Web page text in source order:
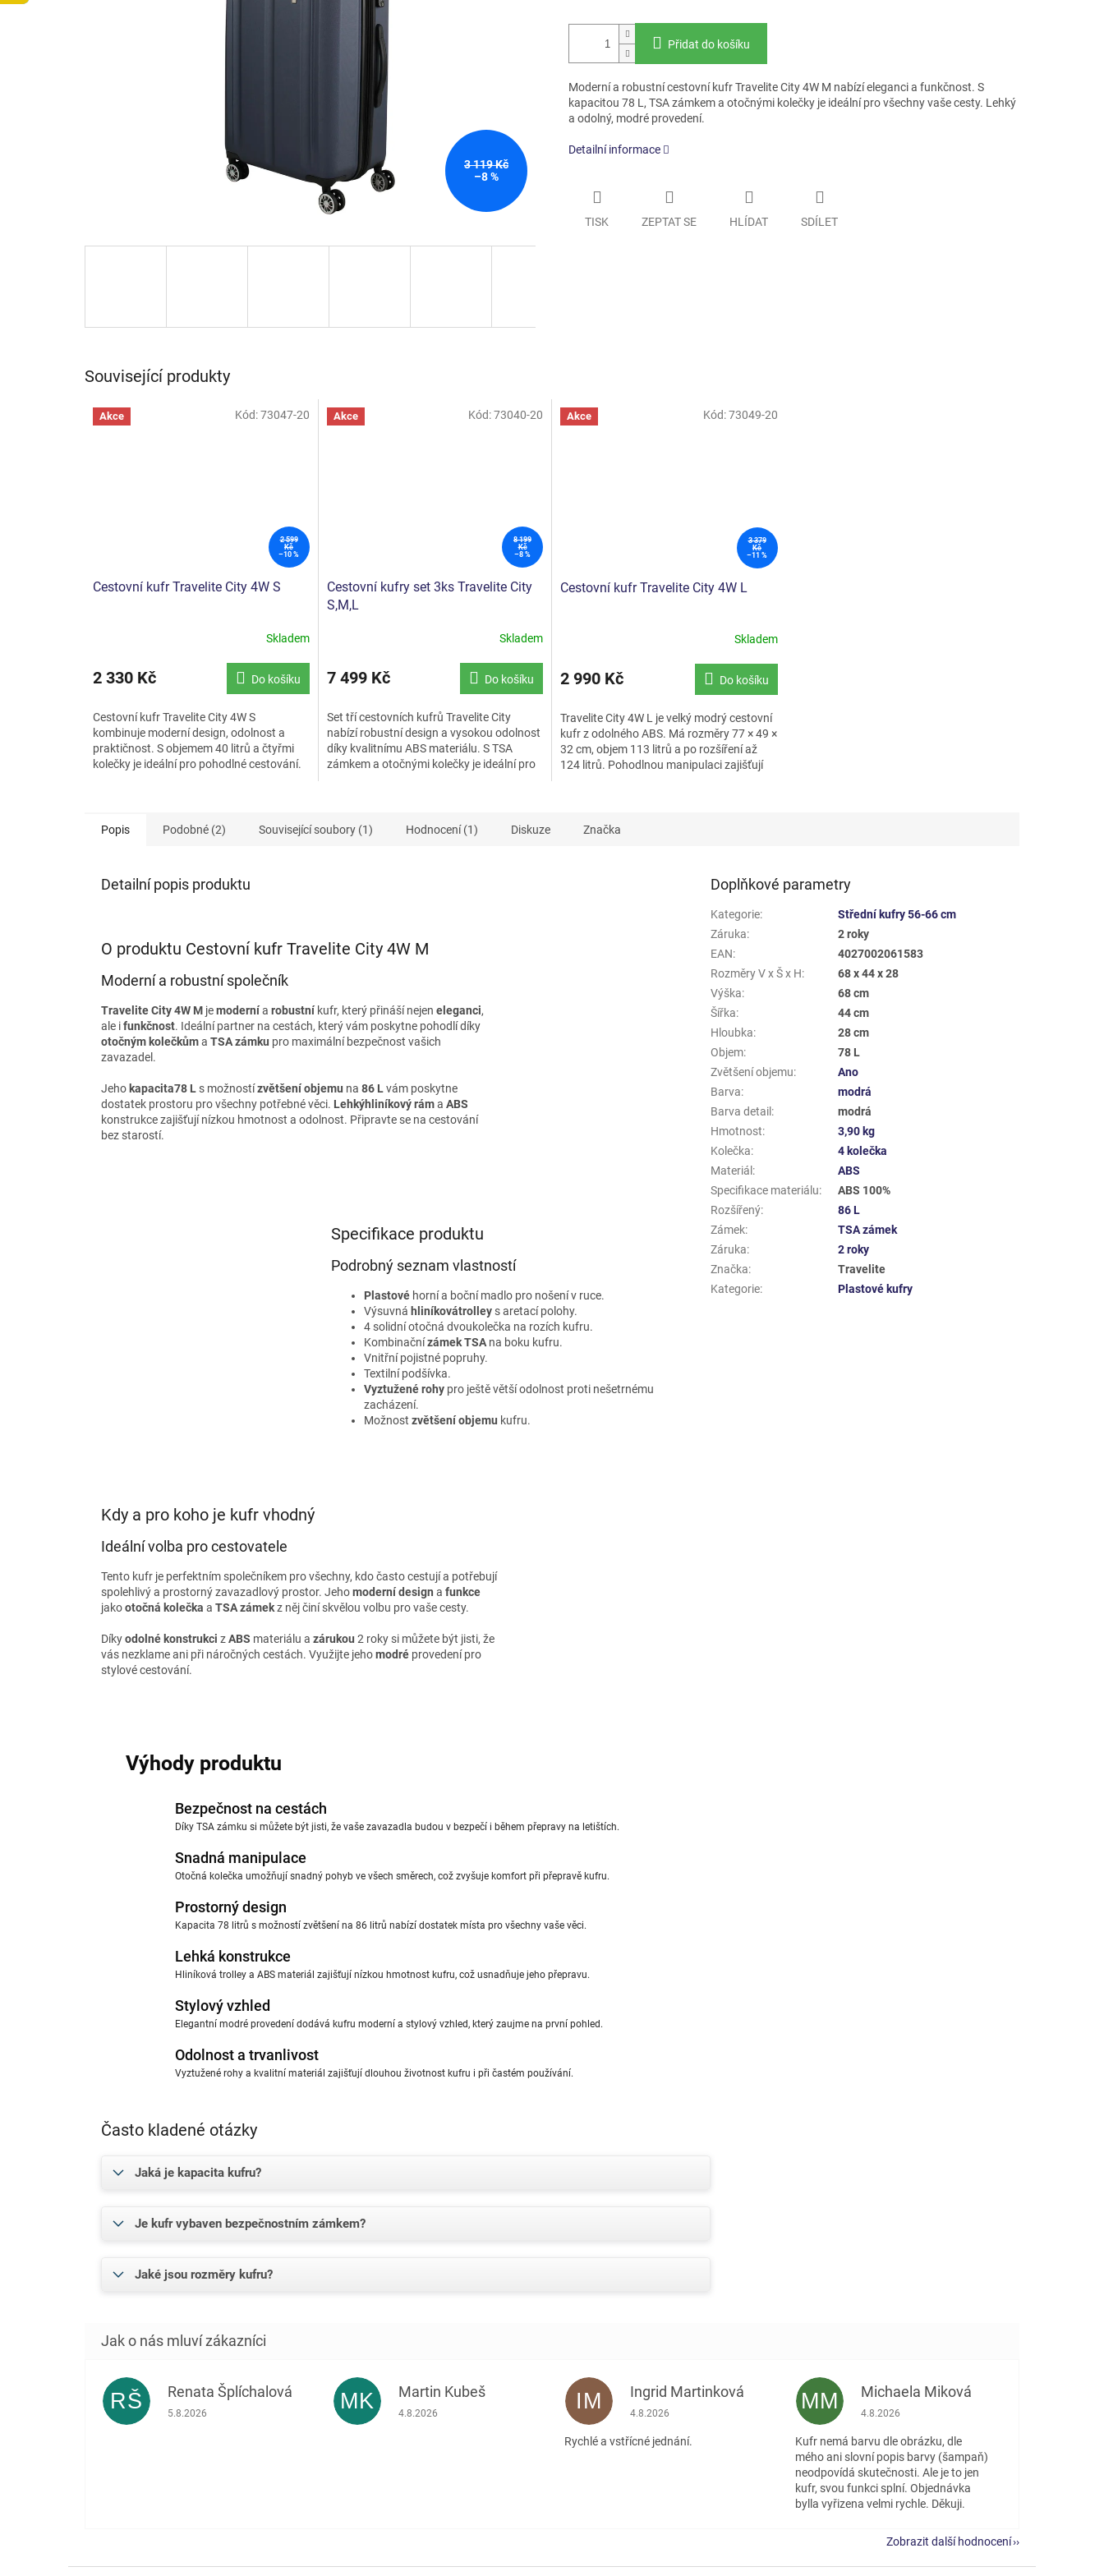
3 119 Kč
–8 %
Přidat do košíku
Moderní a robustní cestovní kufr Travelite City 4W M nabízí eleganci a funkčnost. S
kapacitou 78 L, TSA zámkem a otočnými kolečky je ideální pro všechny vaše cesty. Lehký
a odolný, modré provedení.
Detailní informace
TISK ZEPTAT SE HLÍDAT SDÍLET
Související produkty
Akce
2 599
Kč
–10 %
Cestovní kufr Travelite City 4W S
produktu
je
z
5
hvězdiček.
Skladem
2 330 Kč Do košíku
Cestovní kufr Travelite City 4W S
kombinuje moderní design, odolnost a
praktičnost. S objemem 40 litrů a čtyřmi
kolečky je ideální pro pohodlné cestování.
Kód:73047-20 Akce
8 199
Kč
–8 %
Cestovní kufry set 3ks Travelite City
S,M,L
Skladem
7 499 Kč Do košíku
Set tří cestovních kufrů Travelite City
nabízí robustní design a vysokou odolnost
díky kvalitnímu ABS materiálu. S TSA
zámkem a otočnými kolečky je ideální pro
Kód:73040-20 Akce
3 379
Kč
–11 %
Cestovní kufr Travelite City 4W L
produktu
je
z
5
hvězdiček.
Skladem
2 990 Kč Do košíku
Travelite City 4W L je velký modrý cestovní
kufr z odolného ABS. Má rozměry 77 × 49 ×
32 cm, objem 113 litrů a po rozšíření až
124 litrů. Pohodlnou manipulaci zajišťují
Kód:73049-20
Popis Podobné (2) Související soubory (1) Hodnocení (1) Diskuze Značka
Detailní popis produktu
O produktu Cestovní kufr Travelite City 4W M
Moderní a robustní společník
Travelite City 4W M jemodernía robustní kufr, který přináší nejen eleganci,
ale ifunkčnost. Ideální partner na cestách, který vám poskytne pohodlí díky
otočným kolečkůma TSA zámku pro maximální bezpečnost vašich
zavazadel.
Jehokapacita78 L s možnostízvětšení objemu na 86 Lvám poskytne
dostatek prostoru pro všechny potřebné věci. Lehkýhliníkový ráma ABS
konstrukce zajišťují nízkou hmotnost a odolnost. Připravte se na cestování
bez starostí.
Specifikace produktu
Podrobný seznam vlastností
Plastovéhorní a boční madlo pro nošení v ruce.
Výsuvná hliníkovátrolley s aretací polohy.
4 solidní otočná dvoukolečka na rozích kufru.
Kombinačnízámek TSAna boku kufru.
Vnitřní pojistné popruhy.
Textilní podšívka.
Vyztužené rohypro ještě větší odolnost proti nešetrnému
zacházení.
Možnost zvětšení objemu kufru.
Kdy a pro koho je kufr vhodný
Ideální volba pro cestovatele
Tento kufr je perfektním společníkem pro všechny, kdo často cestují a potřebují
spolehlivý a prostorný zavazadlový prostor. Jehomoderní design a funkce
jakootočná kolečka a TSA zámekz něj činí skvělou volbu pro vaše cesty.
Díkyodolné konstrukci zABS materiálu a zárukou 2 roky si můžete být jisti, že
vás nezklame ani při náročných cestách. Využijte jehomodré provedení pro
stylové cestování.
Výhody produktu
Bezpečnost na cestách
Díky TSA zámku si můžete být jisti, že vaše zavazadla budou v bezpečí i během přepravy na letištích.
Snadná manipulace
Otočná kolečka umožňují snadný pohyb ve všech směrech, což zvyšuje komfort při přepravě kufru.
Prostorný design
Kapacita 78 litrů s možností zvětšení na 86 litrů nabízí dostatek místa pro všechny vaše věci.
Lehká konstrukce
Hliníková trolley a ABS materiál zajišťují nízkou hmotnost kufru, což usnadňuje jeho přepravu.
Stylový vzhled
Elegantní modré provedení dodává kufru moderní a stylový vzhled, který zaujme na první pohled.
Odolnost a trvanlivost
Vyztužené rohy a kvalitní materiál zajišťují dlouhou životnost kufru i při častém používání.
Často kladené otázky
Jaká je kapacita kufru?
Je kufr vybaven bezpečnostním zámkem?
Jaké jsou rozměry kufru?
Doplňkové parametry
Kategorie:
Střední kufry 56-66 cm
Záruka:
2 roky
EAN:
4027002061583
Rozměry V x Š x H:
68 x 44 x 28
Výška:
68 cm
Šířka:
44 cm
Hloubka:
28 cm
Objem:
78 L
Zvětšení objemu:
Ano
Barva:
modrá
Barva detail:
modrá
Hmotnost:
3,90 kg
Kolečka:
4 kolečka
Materiál:
ABS
Specifikace materiálu:
ABS 100%
Rozšířený:
86 L
Zámek:
TSA zámek
Záruka:
2 roky
Značka:
Travelite
Kategorie: Plastové kufry
RŠ Renata Šplíchalová
Hodnocení obchodu je 5 z 5 hvězdiček.
5.8.2026 MK Martin Kubeš
Hodnocení obchodu je 5 z 5 hvězdiček.
4.8.2026 IM Ingrid Martinková
Hodnocení obchodu je 5 z 5 hvězdiček.
4.8.2026
Rychlé a vstřícné jednání.
MM Michaela Miková
Hodnocení obchodu je 5 z 5 hvězdiček.
4.8.2026
Kufr nemá barvu dle obrázku, dle
mého ani slovní popis barvy (šampaň)
neodpovídá skutečnosti. Ale je to jen
kufr, svou funkci splní. Objednávka
bylla vyřizena velmi rychle. Děkuji.
Zobrazit další hodnocení